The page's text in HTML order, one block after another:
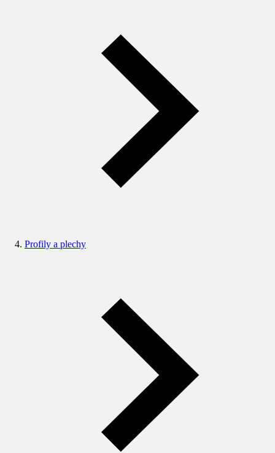
Profily a plechy